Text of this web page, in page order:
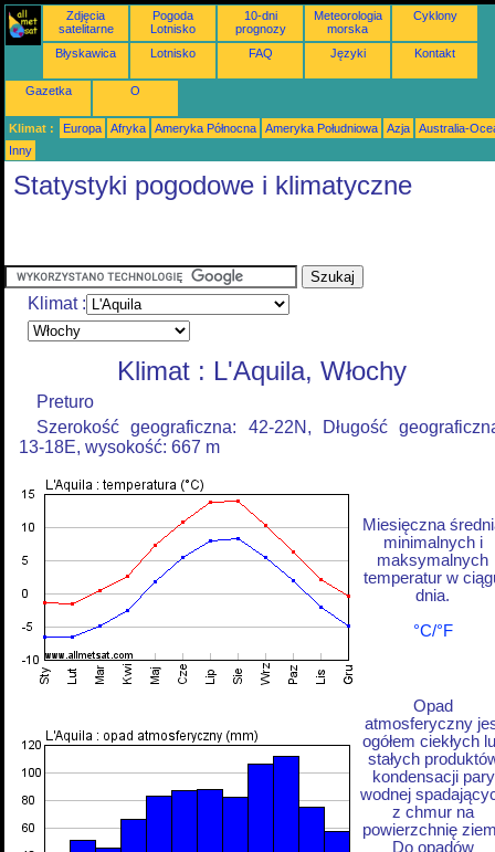
Zdjęcia
satelitarne
Pogoda
Lotnisko
10-dni
prognozy
Meteorologia
morska
Cyklony
Błyskawica Lotnisko FAQ Języki Kontakt
Gazetka O
Klimat : Europa Afryka Ameryka Północna Ameryka Południowa Azja
Australia-
Inny
Statystyki pogodowe i klimatyczne
Klimat :
Klimat : L'Aquila, Włochy
Preturo
Szerokość geograficzna: 42-22N, Długość
13-18E, wysokość: 667 m
Miesięczna
minimalnych i
maksymalnych
temperatur w
dnia.
°C/°F
Opad
atmosferyczny
ogółem ciekłych
stałych
kondensacji pary
wodnej
z chmur na
powierzchnię
Do opadów